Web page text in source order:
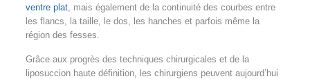
ventre plat, mais également de la continuité des courbes entre
les flancs, la taille, le dos, les hanches et parfois même la
région des fesses.
Grâce aux progrès des techniques chirurgicales et de la
liposuccion haute définition, les chirurgiens peuvent aujourd’hui